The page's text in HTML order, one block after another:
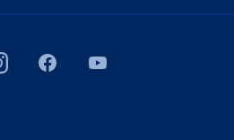
InstagramFacebook